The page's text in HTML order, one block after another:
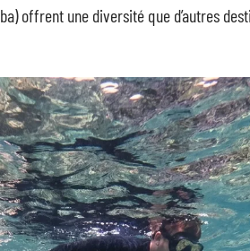
offrent une diversité que d’autres